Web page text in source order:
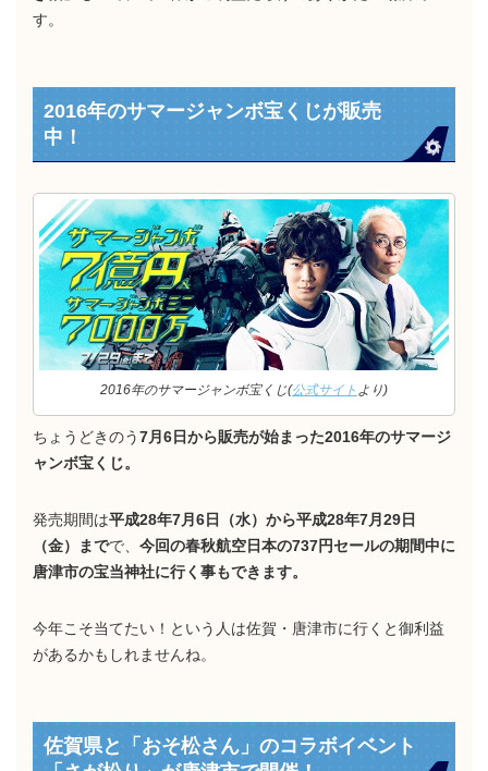
す。
2016年のサマージャンボ宝くじが販売
中！
2016年のサマージャンボ宝くじ(公式サイト より)
ちょうどきのう7月6日から販売が始まった2016年のサマージ
ャンボ宝くじ。
発売期間は平成28年7月6日（水）から平成28年7月29日
（金）までで、 今回の春秋航空日本の737円セールの期間中に
唐津市の宝当神社に行く事もできます。
今年こそ当てたい！という人は佐賀・唐津市に行くと御利益
があるかもしれませんね。
佐賀県と「おそ松さん」のコラボイベント